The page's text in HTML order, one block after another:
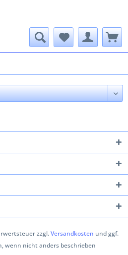
zzgl.Versandkosten und ggf.
wenn nicht anders beschrieben